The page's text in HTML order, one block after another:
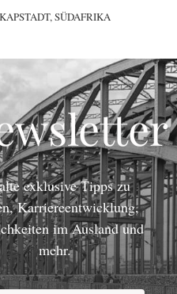
KAPSTADT, SÜDAFRIKA
exklusive Tipps zu
Karriereentwicklung,
im Ausland und
mehr.